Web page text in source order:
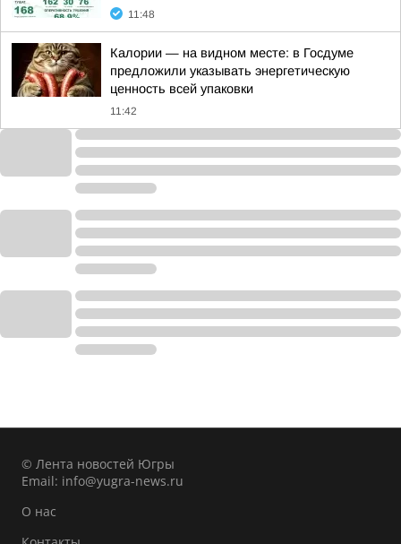
11:48
Калории — на видном месте: в Госдуме
предложили указывать энергетическую
ценность всей упаковки
11:42
© Лента новостей Югры
Email: info@yugra-news.ru
О нас